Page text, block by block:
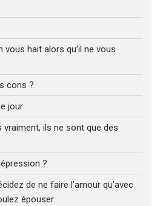
vous hait alors qu’il ne vous
cons ?
jour
vraiment, ils ne sont que des
?
de ne faire l’amour qu’avec
épouser